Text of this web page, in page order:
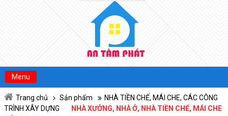
MENU
DỊCH VỤ
SẢN PHẨM OPEN SUBMENU
Menu
Trang chủ Sản phẩm
NHÀ TIỀN CHẾ, MÁI CHE, CÁC CÔNG
TRÌNH XÂY DỰNG
NHÀ XƯỞNG, NHÀ Ở, NHÀ TIỀN CHẾ, MÁI CHE